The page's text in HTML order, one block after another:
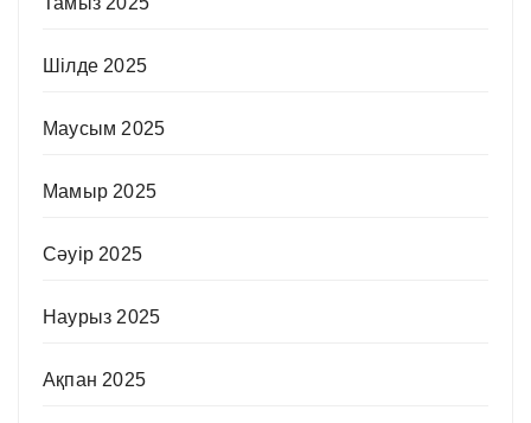
Шілде 2025
Маусым 2025
Мамыр 2025
Сәуір 2025
Наурыз 2025
Ақпан 2025